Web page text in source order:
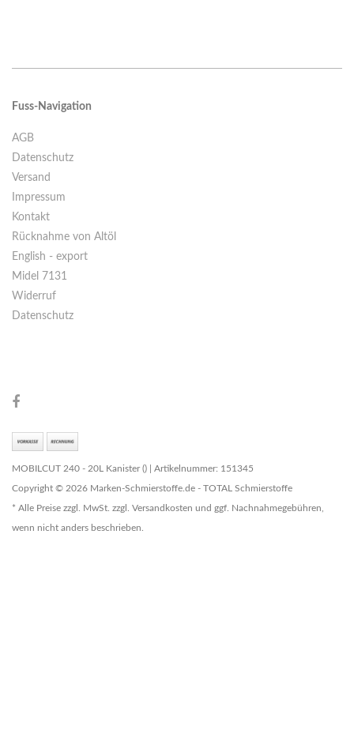
Fuss-Navigation
AGB
Datenschutz
Versand
Impressum
Kontakt
Rücknahme von Altöl
English - export
Midel 7131
Widerruf
Datenschutz
MOBILCUT 240 - 20L Kanister () | Artikelnummer: 151345
Copyright © 2026 Marken-Schmierstoffe.de - TOTAL Schmierstoffe
* Alle Preise zzgl. MwSt. zzgl. Versandkosten und ggf. Nachnahmegebühren,
wenn nicht anders beschrieben.